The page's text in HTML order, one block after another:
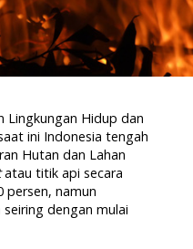
Lingkungan Hidup dan
ini Indonesia tengah
Hutan dan Lahan
atau titik api secara
persen, namun
dengan mulai